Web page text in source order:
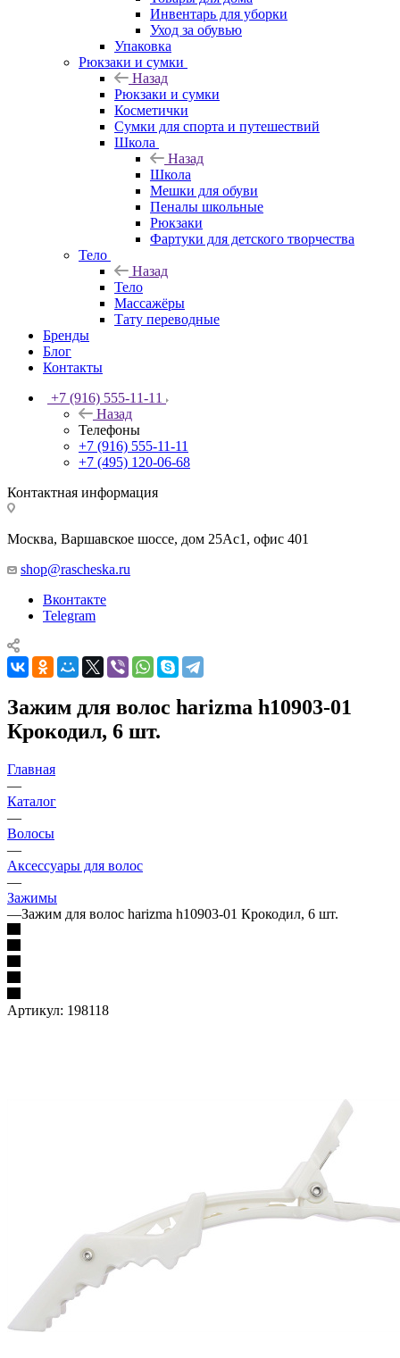
Инвентарь для уборки
Уход за обувью
Упаковка
Рюкзаки и сумки
Назад
Рюкзаки и сумки
Косметички
Сумки для спорта и путешествий
Школа
Назад
Школа
Мешки для обуви
Пеналы школьные
Рюкзаки
Фартуки для детского творчества
Тело
Назад
Тело
Массажёры
Тату переводные
Бренды
Блог
Контакты
+7 (916) 555-11-11
Назад
Телефоны
+7 (916) 555-11-11
+7 (495) 120-06-68
Контактная информация
Москва, Варшавское шоссе, дом 25Аc1, офис 401
shop@rascheska.ru
Вконтакте
Telegram
Зажим для волос harizma h10903-01
Крокодил, 6 шт.
Главная
—
Каталог
—
Волосы
—
Аксессуары для волос
—
Зажимы
—Зажим для волос harizma h10903-01 Крокодил, 6 шт.
Артикул: 198118